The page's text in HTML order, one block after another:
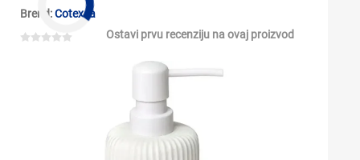
Brend:Cotexsa
Ostavi prvu recenziju na ovaj proizvod